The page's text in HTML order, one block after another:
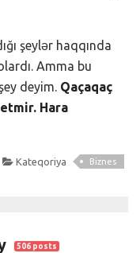
şeylər haqqında
Amma bu
deyim. Qaçaqaç
Hara
Kateqoriya Biznes
506 posts